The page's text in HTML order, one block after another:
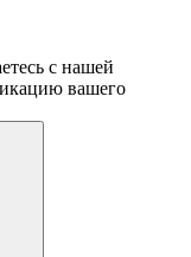
с нашей
вашего